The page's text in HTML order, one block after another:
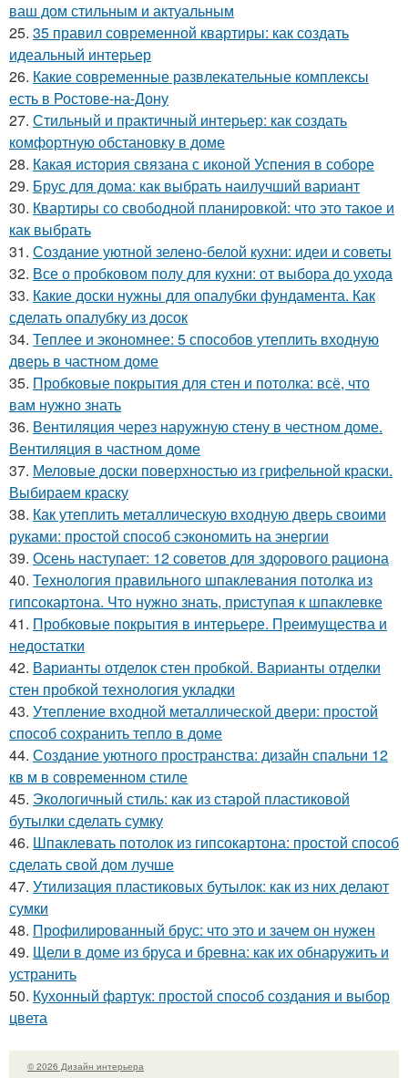
ваш дом стильным и актуальным
25. 35 правил современной квартиры: как создать
идеальный интерьер
26. Какие современные развлекательные комплексы
есть в Ростове-на-Дону
27. Стильный и практичный интерьер: как создать
комфортную обстановку в доме
28. Какая история связана с иконой Успения в соборе
29. Брус для дома: как выбрать наилучший вариант
30. Квартиры со свободной планировкой: что это такое и
как выбрать
31. Создание уютной зелено-белой кухни: идеи и советы
32. Все о пробковом полу для кухни: от выбора до ухода
33. Какие доски нужны для опалубки фундамента. Как
сделать опалубку из досок
34. Теплее и экономнее: 5 способов утеплить входную
дверь в частном доме
35. Пробковые покрытия для стен и потолка: всё, что
вам нужно знать
36. Вентиляция через наружную стену в честном доме.
Вентиляция в частном доме
37. Меловые доски поверхностью из грифельной краски.
Выбираем краску
38. Как утеплить металлическую входную дверь своими
руками: простой способ сэкономить на энергии
39. Осень наступает: 12 советов для здорового рациона
40. Технология правильного шпаклевания потолка из
гипсокартона. Что нужно знать, приступая к шпаклевке
41. Пробковые покрытия в интерьере. Преимущества и
недостатки
42. Варианты отделок стен пробкой. Варианты отделки
стен пробкой технология укладки
43. Утепление входной металлической двери: простой
способ сохранить тепло в доме
44. Создание уютного пространства: дизайн спальни 12
кв м в современном стиле
45. Экологичный стиль: как из старой пластиковой
бутылки сделать сумку
46. Шпаклевать потолок из гипсокартона: простой способ
сделать свой дом лучше
47. Утилизация пластиковых бутылок: как из них делают
сумки
48. Профилированный брус: что это и зачем он нужен
49. Щели в доме из бруса и бревна: как их обнаружить и
устранить
50. Кухонный фартук: простой способ создания и выбор
цвета
© 2026 Дизайн интерьера